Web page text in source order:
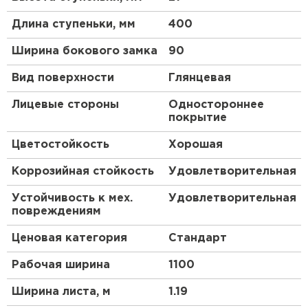
Стабильность NormanMP®подтверждена
экспертами МИСиС. После испытания образца в
специальной камере соляного тумана коррозия в
месте повреждения не появилась. Выбирая
металлочерепицу NormanMP®, вы приобретаете
качественную продукцию, на которую
распространяется гарантия до 20 лет*.
Оптимальное сочетание качества и цены —
дополнительное преимущество этого
материала.
Данный кровельный материал не
воспламеняется.
Благодаря специальному покрытию
NormanMP металлочерепица МП Ламонтерра-
XL NormanMP (ПЭ-01-2004-0.5) обладает
впечатляющими эстетическими свойствами.
Длина ступеньки, мм 400
Ширина бокового замка 90
Вид поверхности Глянцевая
Лицевые стороны
Одностороннее
покрытие
Цветостойкость Хорошая
Коррозийная стойкость Удовлетворительная
Устойчивость к мех.
повреждениям
Удовлетворительная
Ценовая категория Стандарт
Рабочая ширина 1100
Ширина листа, м 1.19